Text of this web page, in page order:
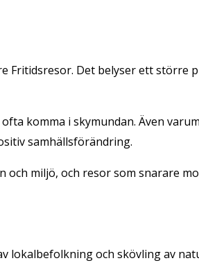
Fritidsresor. Det belyser ett större
komma i skymundan. Även
samhällsförändring.
miljö, och resor som snarare
lokalbefolkning och skövling av